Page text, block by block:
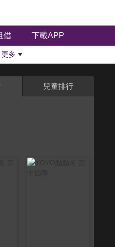
借 下載APP
更多
兒童排行